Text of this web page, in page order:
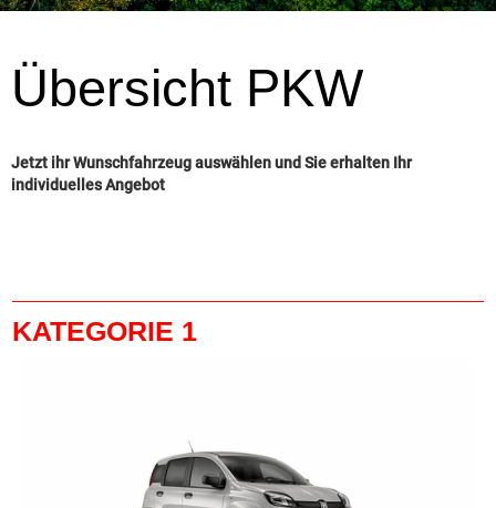
Übersicht PKW
Jetzt ihr Wunschfahrzeug auswählen und Sie erhalten Ihr
individuelles Angebot
KATEGORIE 1